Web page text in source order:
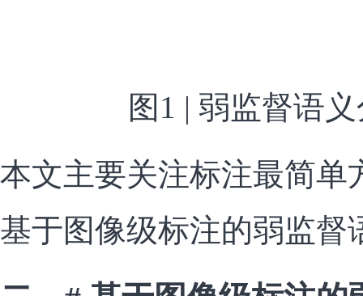
图1 | 弱监督语
本文主要关注标注最简单
基于图像级标注的弱监督